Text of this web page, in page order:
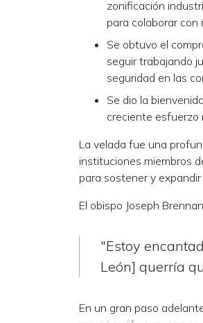
zonificación
para colaborar con
Se obtuvo el
seguir trabajando
seguridad en las
Se dio la
creciente esfuerzo
La velada fue una
instituciones miembros
para sostener y
El obispo Joseph
"Estoy
León] querría
En un gran paso